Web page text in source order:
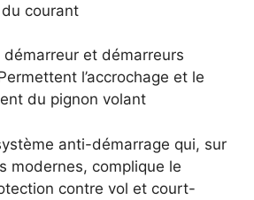
courant
démarreur et démarreurs
l’accrochage et le
du pignon volant
anti-démarrage qui, sur
modernes, complique le
contre vol et court-